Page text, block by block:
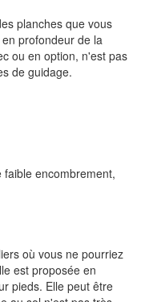
planches que vous
profondeur de la
ou en option, n'est pas
de guidage.
faible encombrement,
où vous ne pourriez
est proposée en
pieds. Elle peut être